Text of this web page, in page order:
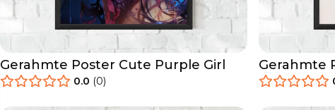
Gerahmte Poster Cute Purple Girl
0.0 (0)
Gerahmte
Woman
Ab 49.90 € 29.90 Ab 49.90